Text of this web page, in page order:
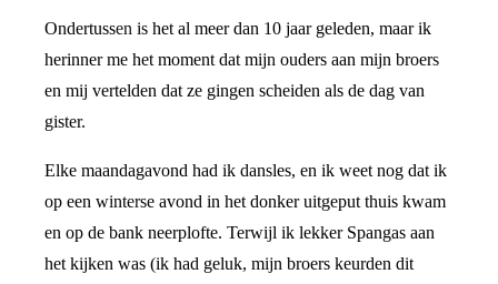
Ondertussen is het al meer dan 10 jaar geleden, maar ik
herinner me het moment dat mijn ouders aan mijn broers
en mij vertelden dat ze gingen scheiden als de dag van
gister.
Elke maandagavond had ik dansles, en ik weet nog dat ik
op een winterse avond in het donker uitgeput thuis kwam
en op de bank neerplofte. Terwijl ik lekker Spangas aan
het kijken was (ik had geluk, mijn broers keurden dit